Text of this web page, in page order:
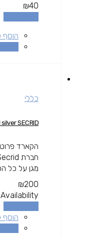
₪40
הוסף
כללי
SECRID
הקארד
מגן על כל
₪200
Availability:
הוסף